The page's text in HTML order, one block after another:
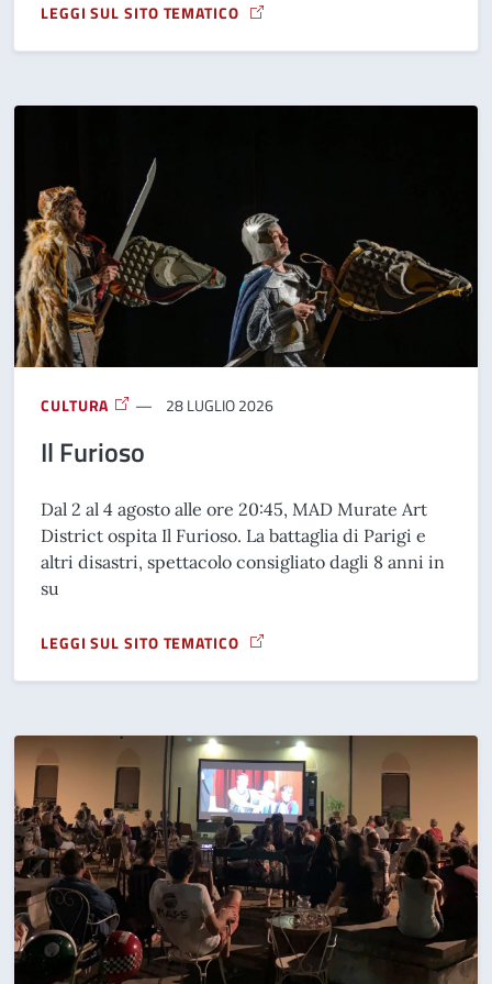
LEGGI SUL SITO TEMATICO
A PROPOSITO DI IL CINEMA SOTTO LE STELLE
CULTURA 28 LUGLIO 2026
Il Furioso
Dal 2 al 4 agosto alle ore 20:45, MAD Murate Art
District ospita Il Furioso. La battaglia di Parigi e
altri disastri, spettacolo consigliato dagli 8 anni in
su
LEGGI SUL SITO TEMATICO
A PROPOSITO DI IL FURIOSO